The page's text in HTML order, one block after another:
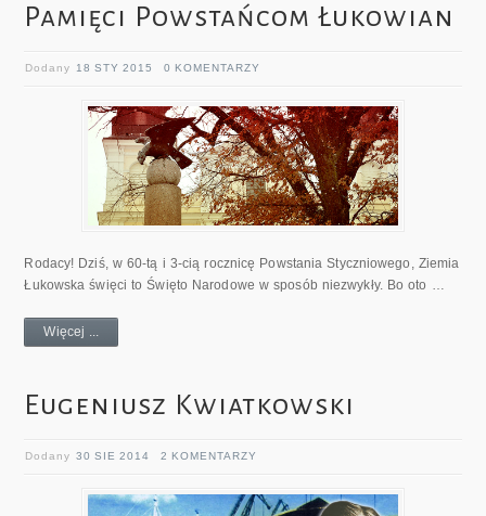
Pamięci Powstańcom Łukowian
Dodany 18 STY 2015 0 KOMENTARZY
Rodacy! Dziś, w 60-tą i 3-cią rocznicę Powstania Styczniowego, Ziemia
Łukowska święci to Święto Narodowe w sposób niezwykły. Bo oto …
Więcej ...
Eugeniusz Kwiatkowski
Dodany30 SIE 2014 2 KOMENTARZY